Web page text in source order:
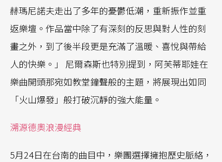
赫瑪尼諾夫走出了多年的憂鬱低潮，重新振作並重
返樂壇。作品當中除了有深刻的反思與對人性的刻
畫之外，到了後半段更是充滿了溫暖、喜悅與帶給
人的快樂。」 尼爾森斯也特別提到，阿芙蒂耶娃在
樂曲開頭那宛如教堂鐘聲般的主題，將展現出如同
「火山爆發」般打破沉靜的強大能量。
溯源德奧浪漫經典
5月24日在台南的曲目中，樂團選擇擁抱歷史脈絡，